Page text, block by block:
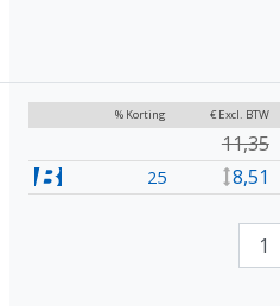
% Korting € Excl. BTW
11,35
25 8,51